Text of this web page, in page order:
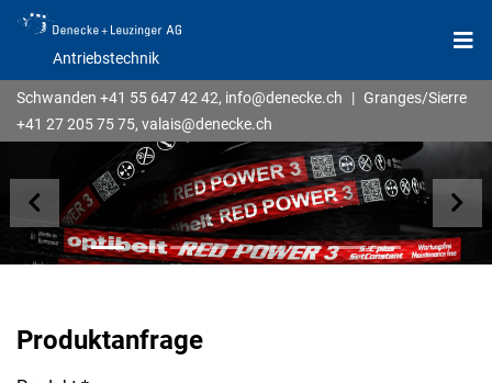
Antriebstechnik
Schwanden +41 55 647 42 42, info@denecke.ch | Granges/Sierre
+41 27 205 75 75, valais@denecke.ch
zurück
Produktanfrage